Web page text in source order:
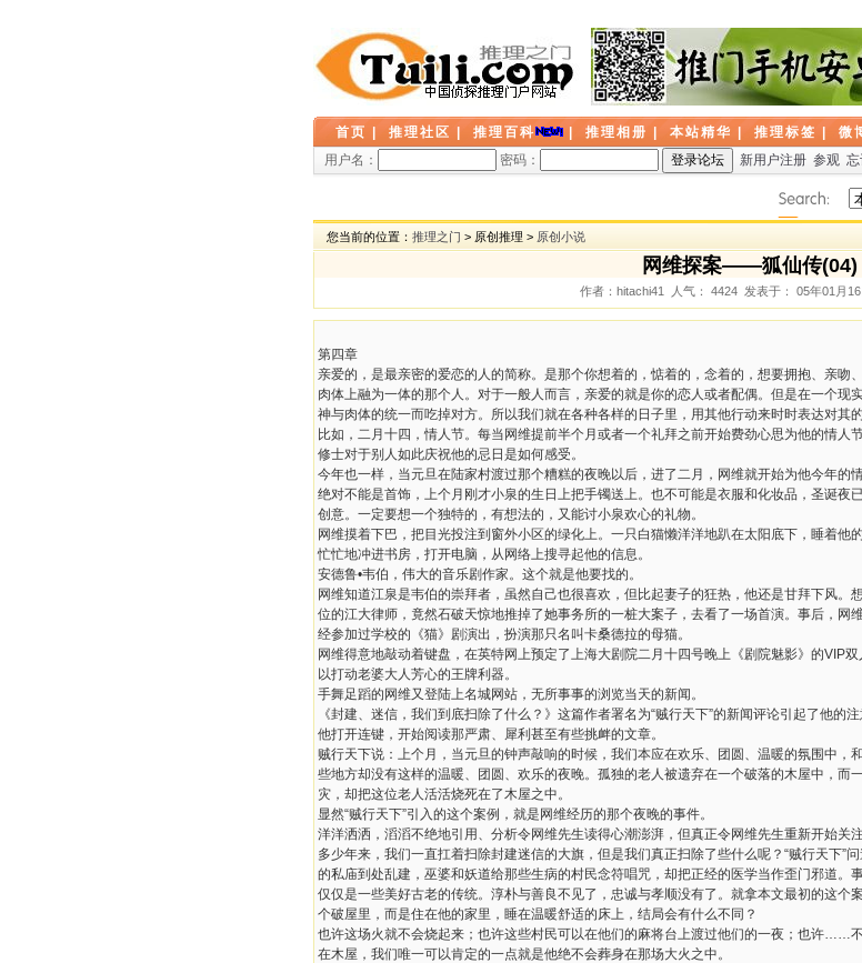
首页 推理社区 推理百科 推理相册 本站精华 推理标签 微
用户名：
密码： 新用户注册 参观
您当前的位置： 推理之门 > 原创推理 > 原创小说
网维探案——狐仙传(04)
作者：hitachi41 人气： 4424 发表于： 05年01月
第四章
亲爱的，是最亲密的爱恋的人的简称。是那个你想着的，惦着的，念着的，想要拥抱、亲吻
肉体上融为一体的那个人。对于一般人而言，亲爱的就是你的恋人或者配偶。但是在一个现
神与肉体的统一而吃掉对方。所以我们就在各种各样的日子里，用其他行动来时时表达对其的
比如，二月十四，情人节。每当网维提前半个月或者一个礼拜之前开始费劲心思为他的情人
修士对于别人如此庆祝他的忌日是如何感受。
今年也一样，当元旦在陆家村渡过那个糟糕的夜晚以后，进了二月，网维就开始为他今年的
绝对不能是首饰，上个月刚才小泉的生日上把手镯送上。也不可能是衣服和化妆品，圣诞夜
创意。一定要想一个独特的，有想法的，又能讨小泉欢心的礼物。
网维摸着下巴，把目光投注到窗外小区的绿化上。一只白猫懒洋洋地趴在太阳底下，睡着
忙忙地冲进书房，打开电脑，从网络上搜寻起他的信息。
安德鲁•韦伯，伟大的音乐剧作家。这个就是他要找的。
网维知道江泉是韦伯的崇拜者，虽然自己也很喜欢，但比起妻子的狂热，他还是甘拜下风。
位的江大律师，竟然石破天惊地推掉了她事务所的一桩大案子，去看了一场首演。事后，网
经参加过学校的《猫》剧演出，扮演那只名叫卡桑德拉的母猫。
网维得意地敲动着键盘，在英特网上预定了上海大剧院二月十四号晚上《剧院魅影》的VIP
以打动老婆大人芳心的王牌利器。
手舞足蹈的网维又登陆上名城网站，无所事事的浏览当天的新闻。
《封建、迷信，我们到底扫除了什么？》这篇作者署名为“贼行天下”的新闻评论引起了他的注
他打开连键，开始阅读那严肃、犀利甚至有些挑衅的文章。
贼行天下说：上个月，当元旦的钟声敲响的时候，我们本应在欢乐、团圆、温暖的氛围中，
些地方却没有这样的温暖、团圆、欢乐的夜晚。孤独的老人被遗弃在一个破落的木屋中，而
灾，却把这位老人活活烧死在了木屋之中。
显然“贼行天下”引入的这个案例，就是网维经历的那个夜晚的事件。
洋洋洒洒，滔滔不绝地引用、分析令网维先生读得心潮澎湃，但真正令网维先生重新开始关
多少年来，我们一直扛着扫除封建迷信的大旗，但是我们真正扫除了些什么呢？“贼行天下”
的私庙到处乱建，巫婆和妖道给那些生病的村民念符唱咒，却把正经的医学当作歪门邪道。
仅仅是一些美好古老的传统。淳朴与善良不见了，忠诚与孝顺没有了。就拿本文最初的这个
个破屋里，而是住在他的家里，睡在温暖舒适的床上，结局会有什么不同？
也许这场火就不会烧起来；也许这些村民可以在他们的麻将台上渡过他们的一夜；也许……
在木屋，我们唯一可以肯定的一点就是他绝不会葬身在那场大火之中。